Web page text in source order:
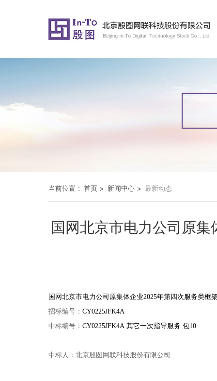
当前位置： 首页 新闻中心 最新动态
国网北京市电力公司原
国网北京市电力公司原集体企业2025年第四次服务类框
招标编号： CY0225JFK4A
中标编号： CY0225JFK4A 其它一次指导服务 包10
中标人：北京殷图网联科技股份有限公司